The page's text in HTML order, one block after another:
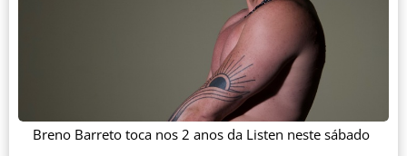
Breno Barreto toca nos 2 anos da Listen neste sábado